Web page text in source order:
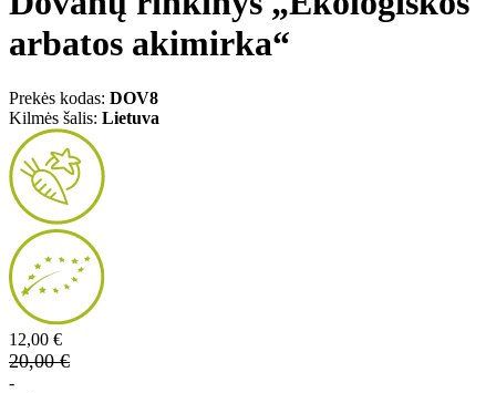
arbatos akimirka“
Prekės kodas: DOV8
Kilmės šalis: Lietuva
12,00 €
20,00 €
-